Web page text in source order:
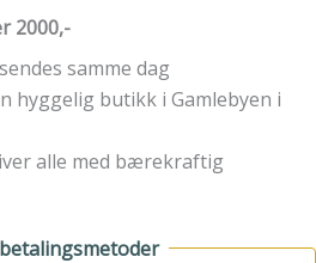
2000,-
samme dag
hyggelig butikk i Gamlebyen i
alle med bærekraftig